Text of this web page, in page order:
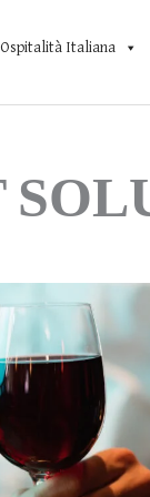
Ospitalità Italiana